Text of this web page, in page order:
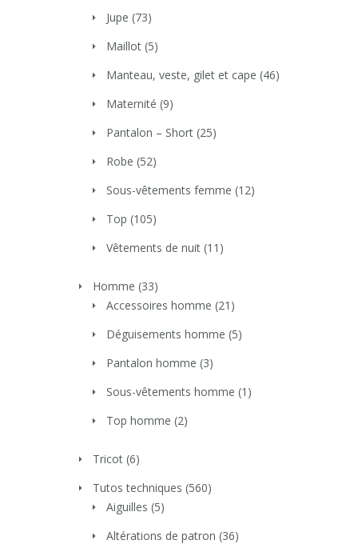
Jupe (73)
Maillot (5)
Manteau, veste, gilet et cape (46)
Maternité (9)
Pantalon – Short (25)
Robe (52)
Sous-vêtements femme (12)
Top (105)
Vêtements de nuit (11)
Homme (33)
Accessoires homme (21)
Déguisements homme (5)
Pantalon homme (3)
Sous-vêtements homme (1)
Top homme (2)
Tricot (6)
Tutos techniques (560)
Aiguilles (5)
Altérations de patron (36)